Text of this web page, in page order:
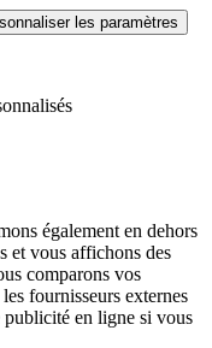
les paramètres
également en dehors
et vous affichons des
comparons vos
fournisseurs externes
publicité en ligne si vous